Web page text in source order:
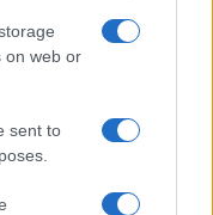
on web or
sent to